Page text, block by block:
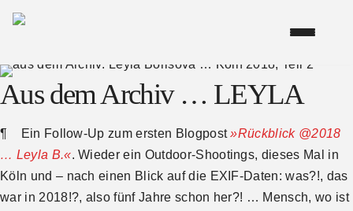
Aus dem Archiv … LEYLA
¶ Ein Follow-Up zum ersten Blogpost»Rückblick @2018
… Leyla B.«. Wieder ein Outdoor-Shootings, dieses Mal in
Köln und – nach einen Blick auf die EXIF-Daten: was?!, das
war in 2018!?, also fünf Jahre schon her?! … Mensch, wo ist